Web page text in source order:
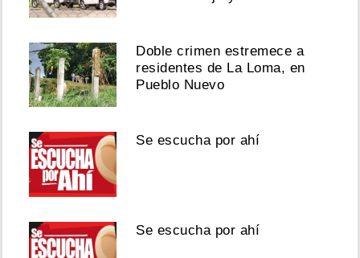
Doble crimen estremece a
residentes de La Loma, en
Pueblo Nuevo
Se escucha por ahí
Se escucha por ahí